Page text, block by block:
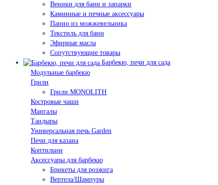
Веники для бани и запарки
Каминные и печные аксессуары
Панно из можжевельника
Текстиль для бани
Эфирные масла
Сопутствующие товары
Барбекю, печи для сада
Модульные барбекю
Грили
Грили MONOLITH
Костровые чаши
Мангалы
Тандыры
Универсальная печь Garden
Печи для казана
Коптильни
Аксессуары для барбекю
Брикеты для розжига
Вертела/Шампуры